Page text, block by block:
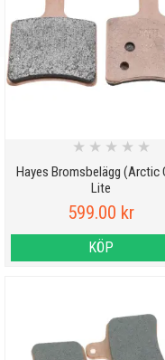
Hayes Bromsbelägg (Arctic
Lite
★ ★ ★ ★ ★
599.00 kr
KÖP